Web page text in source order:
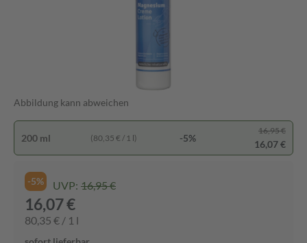
Abbildung kann abweichen
200 ml (80,35 € / 1 l) -5%
16,95 €
16,07 €
-5% UVP: 16,95 €
16,07 €
80,35 € / 1 l